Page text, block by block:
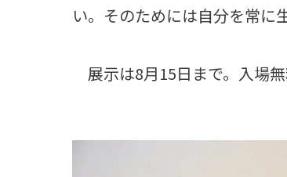
い。そのためには自分を常に
展示は8月15日まで。入場無